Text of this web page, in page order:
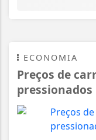
ECONOMIA
Preços de